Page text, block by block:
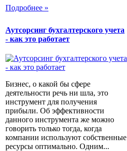
Подробнее »
Аутсорсинг бухгалтерского учета
- как это работает
Бизнес, о какой бы сфере
деятельности речь ни шла, это
инструмент для получения
прибыли. Об эффективности
данного инструмента же можно
говорить только тогда, когда
компании используют собственные
ресурсы оптимально. Одним...